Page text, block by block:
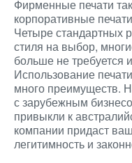
Фирменные печати
корпоративные
Четыре стандартных
стиля на выбор,
больше не требуется
Использование
много преимуществ.
с зарубежным
привыкли к
компании придаст
легитимность и